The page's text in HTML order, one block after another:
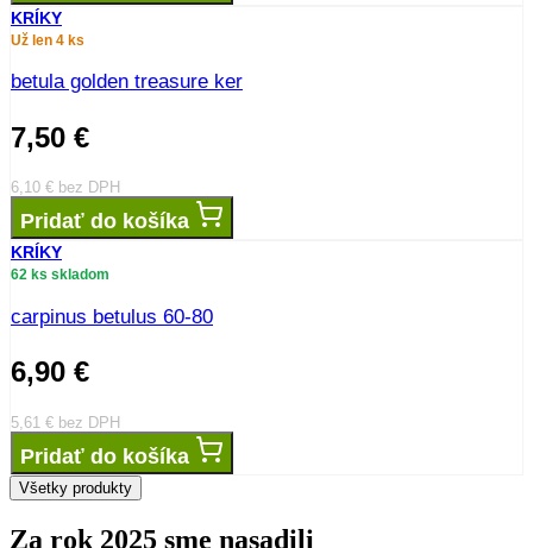
KRÍKY
Už len 4 ks
betula golden treasure ker
7,50 €
6,10 € bez DPH
Pridať do košíka
KRÍKY
62 ks skladom
carpinus betulus 60-80
6,90 €
5,61 € bez DPH
Pridať do košíka
Všetky produkty
Za rok 2025 sme nasadili